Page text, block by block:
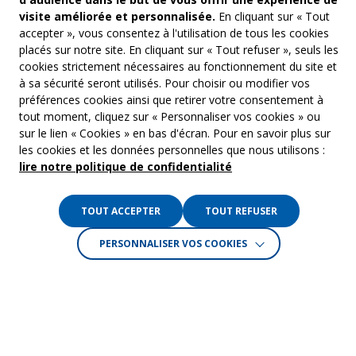
COM’COM
Groupe Emargence
141 avenue de Wagram
75017 Paris
Tél. :01 53 19 00 00
Crédits : La Jungle
visite améliorée et personnalisée. En cliquant sur « Tout
accepter », vous consentez à l'utilisation de tous les cookies
placés sur notre site. En cliquant sur « Tout refuser », seuls les
cookies strictement nécessaires au fonctionnement du site et
à sa sécurité seront utilisés. Pour choisir ou modifier vos
préférences cookies ainsi que retirer votre consentement à
tout moment, cliquez sur « Personnaliser vos cookies » ou
sur le lien « Cookies » en bas d'écran. Pour en savoir plus sur
les cookies et les données personnelles que nous utilisons :
lire notre politique de confidentialité
TOUT ACCEPTER TOUT REFUSER
PERSONNALISER VOS COOKIES